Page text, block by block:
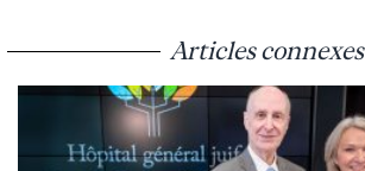
Articles connexes